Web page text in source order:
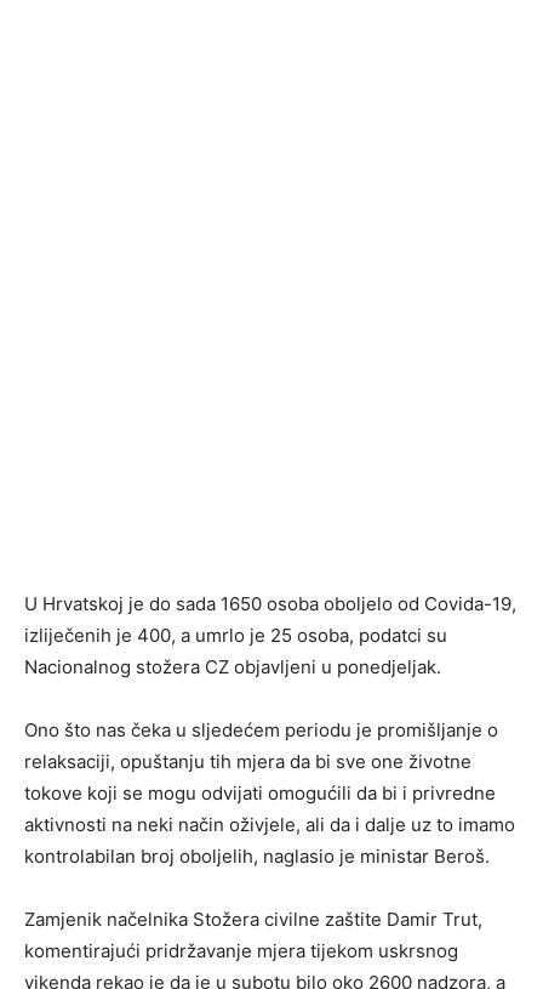
U Hrvatskoj je do sada 1650 osoba oboljelo od Covida-19,
izliječenih je 400, a umrlo je 25 osoba, podatci su
Nacionalnog stožera CZ objavljeni u ponedjeljak.
Ono što nas čeka u sljedećem periodu je promišljanje o
relaksaciji, opuštanju tih mjera da bi sve one životne
tokove koji se mogu odvijati omogućili da bi i privredne
aktivnosti na neki način oživjele, ali da i dalje uz to imamo
kontrolabilan broj oboljelih, naglasio je ministar Beroš.
Zamjenik načelnika Stožera civilne zaštite Damir Trut,
komentirajući pridržavanje mjera tijekom uskrsnog
vikenda rekao je da je u subotu bilo oko 2600 nadzora, a